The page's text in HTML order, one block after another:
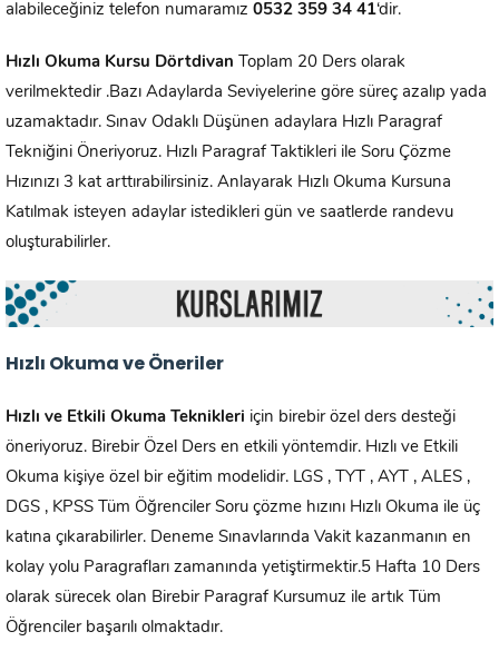
alabileceğiniz telefon numaramız 0532 359 34 41‘dir.
Hızlı Okuma Kursu Dörtdivan Toplam 20 Ders olarak
verilmektedir .Bazı Adaylarda Seviyelerine göre süreç azalıp yada
uzamaktadır. Sınav Odaklı Düşünen adaylara Hızlı Paragraf
Tekniğini Öneriyoruz. Hızlı Paragraf Taktikleri ile Soru Çözme
Hızınızı 3 kat arttırabilirsiniz. Anlayarak Hızlı Okuma Kursuna
Katılmak isteyen adaylar istedikleri gün ve saatlerde randevu
oluşturabilirler.
Hızlı Okuma ve Öneriler
Hızlı ve Etkili Okuma Teknikleri için birebir özel ders desteği
öneriyoruz. Birebir Özel Ders en etkili yöntemdir. Hızlı ve Etkili
Okuma kişiye özel bir eğitim modelidir. LGS , TYT , AYT , ALES ,
DGS , KPSS Tüm Öğrenciler Soru çözme hızını Hızlı Okuma ile üç
katına çıkarabilirler. Deneme Sınavlarında Vakit kazanmanın en
kolay yolu Paragrafları zamanında yetiştirmektir.5 Hafta 10 Ders
olarak sürecek olan Birebir Paragraf Kursumuz ile artık Tüm
Öğrenciler başarılı olmaktadır.